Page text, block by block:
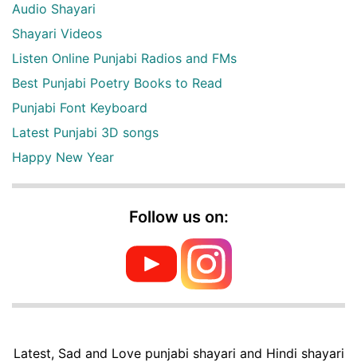
Audio Shayari
Shayari Videos
Listen Online Punjabi Radios and FMs
Best Punjabi Poetry Books to Read
Punjabi Font Keyboard
Latest Punjabi 3D songs
Happy New Year
Follow us on:
Latest, Sad and Love punjabi shayari and Hindi shayari